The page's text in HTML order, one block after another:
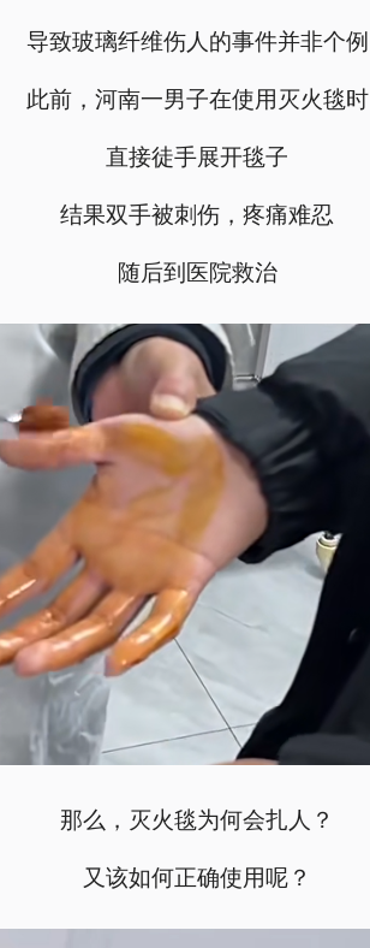
导致玻璃纤维伤人的事件并非个例
此前，河南一男子在使用灭火毯时
直接徒手展开毯子
结果双手被刺伤，疼痛难忍
随后到医院救治
那么，灭火毯为何会扎人？
又该如何正确使用呢？